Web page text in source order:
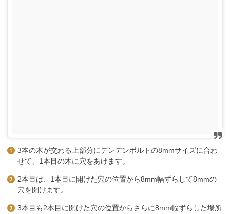
3本の木が交わる上部分にデンデンボルトの8mmサイズに合わ
せて、1本目の木に穴をあけます。
2本目は、1本目に開けた穴の位置から8mm幅ずらして8mmの
穴を開けます。
3本目も2本目に開けた穴の位置からさらに8mm幅ずらした場所